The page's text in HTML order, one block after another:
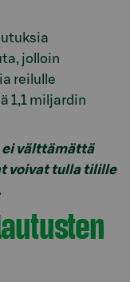
jolloin
reilulle
1,1 miljardin
ei välttämättä
voivat tulla tilille